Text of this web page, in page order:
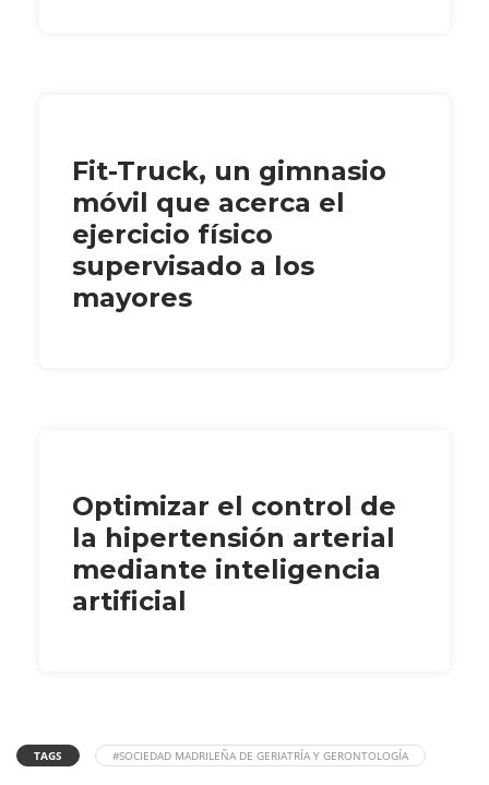
Fit-Truck, un gimnasio
móvil que acerca el
ejercicio físico
supervisado a los
mayores
Optimizar el control de
la hipertensión arterial
mediante inteligencia
artificial
TAGS #SOCIEDAD MADRILEÑA DE GERIATRÍA Y GERONTOLOGÍA